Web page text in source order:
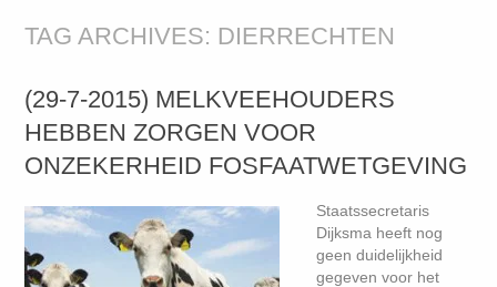
TAG ARCHIVES: DIERRECHTEN
(29-7-2015) MELKVEEHOUDERS
HEBBEN ZORGEN VOOR
ONZEKERHEID FOSFAATWETGEVING
Staatssecretaris
Dijksma heeft nog
geen duidelijkheid
gegeven voor het